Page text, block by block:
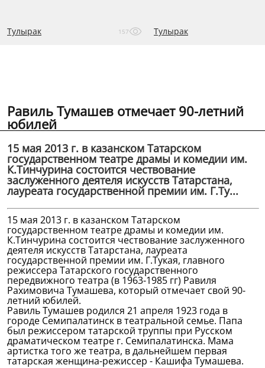
Тулырак 157 Тулырак
Равиль Тумашев отмечает 90-летний
юбилей
15 мая 2013 г. в казанском Татарском
государственном театре драмы и комедии им.
К.Тинчурина состоится чествование
заслуженного деятеля искусств Татарстана,
лауреата государственной премии им. Г.Ту...
15 мая 2013 г. в казанском Татарском
государственном театре драмы и комедии им.
К.Тинчурина состоится чествование заслуженного
деятеля искусств Татарстана, лауреата
государственной премии им. Г.Тукая, главного
режиссера Татарского государственного
передвижного театра (в 1963-1985 гг) Равиля
Рахимовича Тумашева, который отмечает свой 90-
летний юбилей.
Равиль Тумашев родился 21 апреля 1923 года в
городе Семипалатинск в театральной семье. Папа
был режиссером татарской труппы при Русском
драматическом театре г. Семипалатинска. Мама
артистка того же театра, в дальнейшем первая
татарская женщина-режиссер - Кашифа Тумашева.